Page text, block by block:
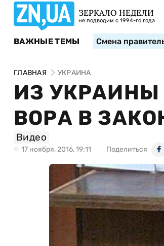
ЗЕРКАЛО НЕДЕЛИ
не подводим с 1994-го года
ВАЖНЫЕ ТЕМЫ Смена
ГЛАВНАЯ УКРАИНА
ИЗ
ВОРА В
Видео
17 ноября, 2016, 19:11 Поделиться